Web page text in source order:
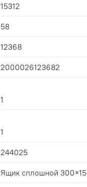
15312
58
12368
2000026123682
1
1
244025
Ящик сплошной